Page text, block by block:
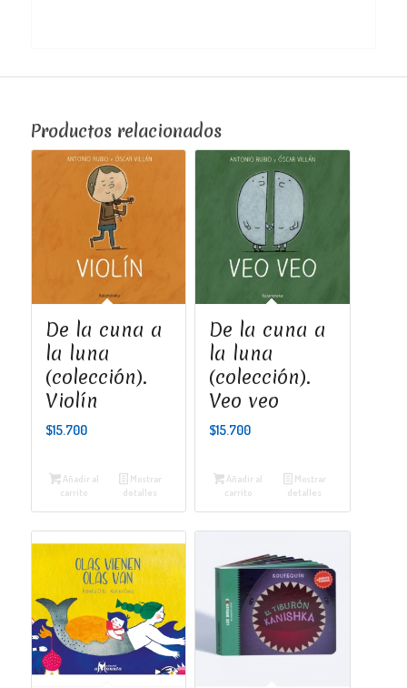
Productos relacionados
De la cuna a
la luna
(colección).
Violín
$15.700
Añadir al
carrito
Mostrar
detalles
De la cuna a
la luna
(colección).
Veo veo
$15.700
Añadir al
carrito
Mostrar
detalles